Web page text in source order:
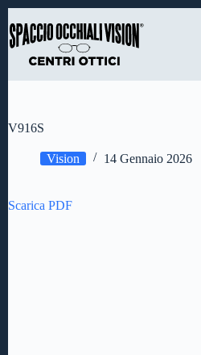
al
contenuto
V916S
Vision 14 Gennaio 2026
Scarica PDF